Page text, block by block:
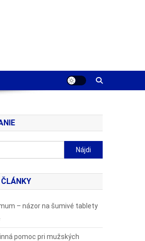
Hľadať:
– názor na šumivé tablety
pomoc pri mužských